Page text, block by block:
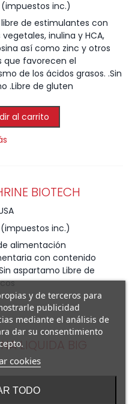
(impuestos inc.)
de estimulantes con
inulina y HCA,
así como zinc y otros
que favorecen el
de los ácidos grasos. .Sin
.Libre de gluten
al carrito
BIOTECH
(impuestos inc.)
alimentación
con contenido
aspartamo Libre de
LIQUIDA BIG
y de terceros para
publicidad
mediante el análisis de
dar su consentimiento
cookies
TODO